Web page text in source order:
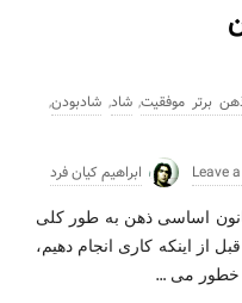
برتر موفقیت,شاد, شادبودن,
Leave ابراهیم کیان فرد
اساسی ذهن به طور کلی
از اینکه کاری انجام دهیم،
خطور می …